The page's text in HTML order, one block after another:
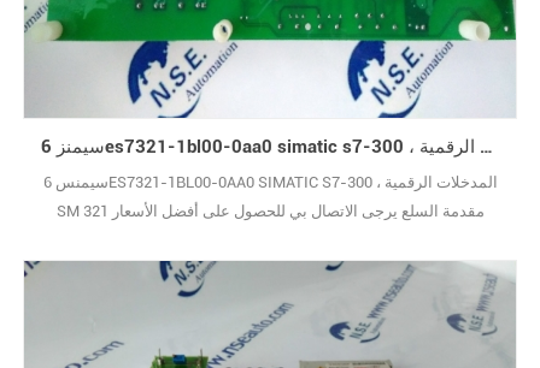
سيمنز 6es7321-1bl00-0aa0 simatic s7-300 ، المدخلات الرقمية SM 321 مقدمة السلع
سيمنس 6ES7321-1BL00-0AA0 SIMATIC S7-300 ، المدخلات الرقمية
SM 321 مقدمة السلع يرجى الاتصال بي للحصول على أفضل الأسعار
واحدة تلو الأخرى.) علامة تجارية جديدة مع الحزمة الأصلية يغطيها ضمان